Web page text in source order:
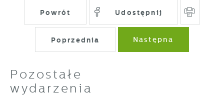
Powrót Udostępnij
Poprzednia Następna
Pozostałe
wydarzenia